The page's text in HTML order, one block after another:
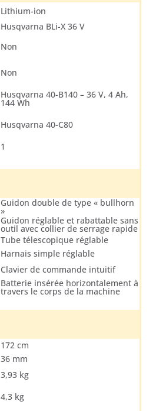
Lithium-ion
Husqvarna BLi-X 36 V
Non
Non
Husqvarna 40-B140 – 36 V, 4 Ah,
144 Wh
Husqvarna 40-C80
1
Guidon double de type « bullhorn
»
Guidon réglable et rabattable sans
outil avec collier de serrage rapide
Tube télescopique réglable
Harnais simple réglable
Clavier de commande intuitif
Batterie insérée horizontalement à
travers le corps de la machine
172 cm
36 mm
3,93 kg
4,3 kg